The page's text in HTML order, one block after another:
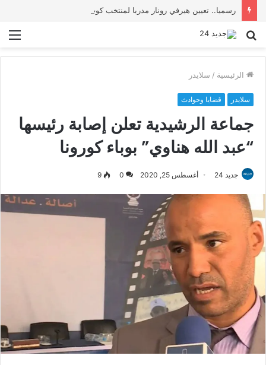
رسميا.. تعيين هيرفي رونار مدربا لمنتخب كوت ديفوار
بحث
الرئيسية / سلايدر
سلايدر قضايا وحوادث
جماعة الرشيدية تعلن إصابة رئيسها
“عبد الله هناوي” بوباء كورونا
جديد 24 أغسطس 25, 2020 0
9